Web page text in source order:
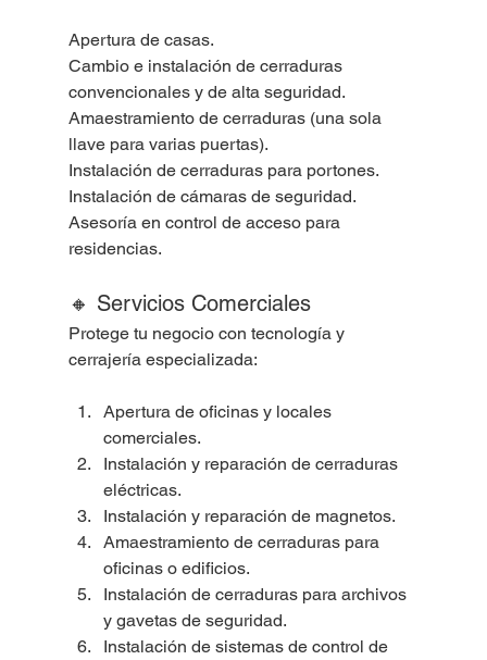
Apertura de casas.
Cambio e instalación de cerraduras
convencionales y de alta seguridad.
Amaestramiento de cerraduras (una sola
llave para varias puertas).
Instalación de cerraduras para portones.
Instalación de cámaras de seguridad.
Asesoría en control de acceso para
residencias.
🔸 Servicios Comerciales
Protege tu negocio con tecnología y
cerrajería especializada:
Apertura de oficinas y locales
comerciales.
Instalación y reparación de cerraduras
eléctricas.
Instalación y reparación de magnetos.
Amaestramiento de cerraduras para
oficinas o edificios.
Instalación de cerraduras para archivos
y gavetas de seguridad.
Instalación de sistemas de control de